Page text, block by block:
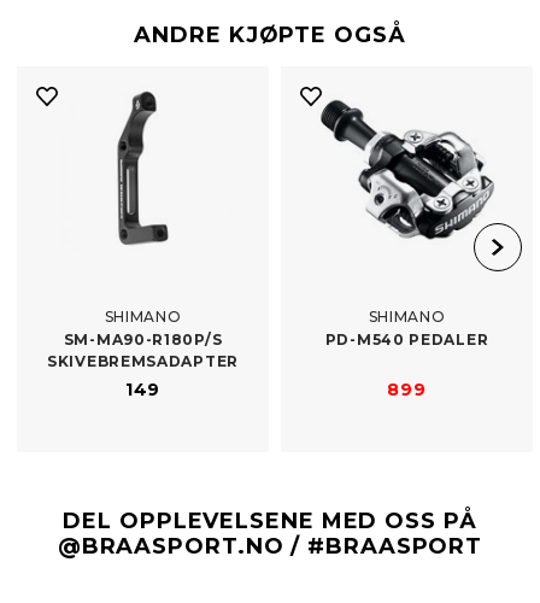
ANDRE KJØPTE OGSÅ
SHIMANO
SM-​MA90-R180P/​S
SKIVEBREMSADAPTER
149
SHIMANO
PD-​M540 PEDALER
899
DEL OPPLEVELSENE MED OSS PÅ
@BRAASPORT.NO / #BRAASPORT